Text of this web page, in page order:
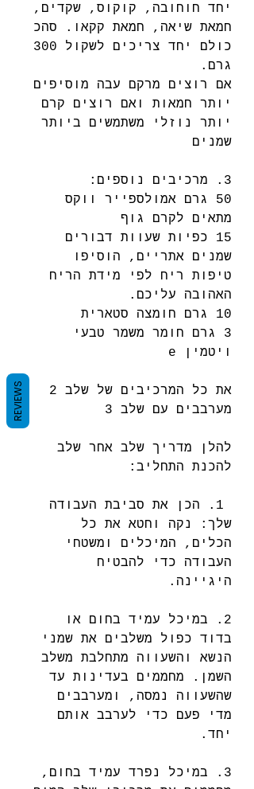
יחד חוחובה, קוקוס, שקדים,
חמאת שיאה, חמאת קקאו. סהכ
גרם.
אם רוצים מרקם עבה מוסיפים
יותר חמאות ואם רוצים קרם
יותר נוזלי משתמשים ביותר
שמנים
3. מרכיבים נוספים:
50 גרם אמולספייר ווקס
מתאים לקרם גוף
15 כפיות שעוות דבורים
שמנים אתריים, הוסיפו
טיפות ריח לפי מידת הריח
האהובה עליכם.
10 גרם חומצה סטארית
3 גרם חומר משמר טבעי
ויטמין e
מערבבים עם שלב 3
להלן מדריך שלב אחר שלב
להכנת התחליב:
1. הכן את סביבת העבודה
שלך: נקה וחטא את כל
הכלים, המיכלים ומשטחי
העבודה כדי להבטיח
היגיינה.
2. במיכל עמיד בחום או
בדוד כפול משלבים את שמני
הנשא והשעווה מתחלבת משלב
השמן. מחממים בעדינות עד
שהשעווה נמסה, ומערבבים
מדי פעם כדי לערבב אותם
יחד.
3. במיכל נפרד עמיד בחום,
REVIEWS